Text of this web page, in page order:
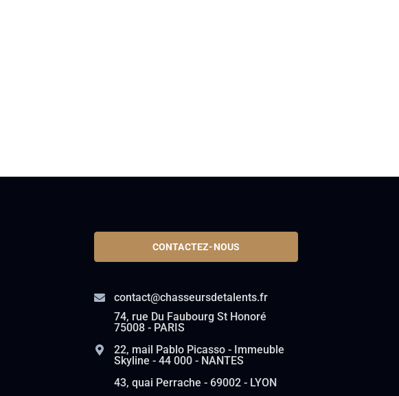
CONTACTEZ-NOUS
contact@chasseursdetalents.fr
74, rue Du Faubourg St Honoré
75008 - PARIS
22, mail Pablo Picasso - Immeuble
Skyline - 44 000 - NANTES
43, quai Perrache - 69002 - LYON